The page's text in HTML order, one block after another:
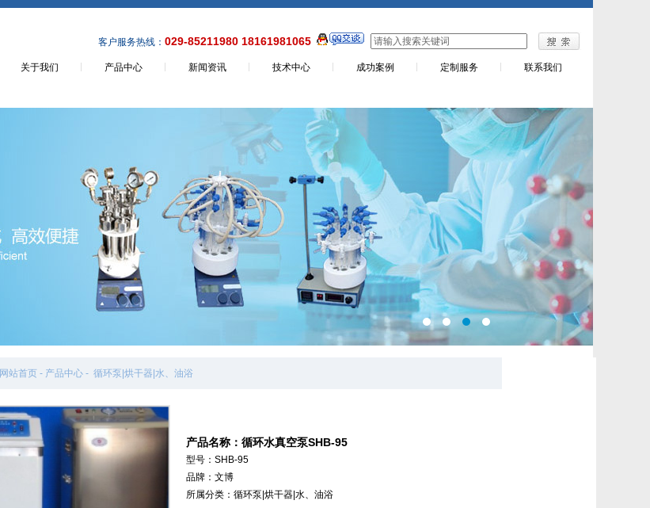
客户服务热线： 029-85211980 18161981065
关于我们 产品中心 新闻资讯 技术中心 成功案例 定制服务 联系我们
网站首页 - 产品中心 - 循环泵|烘干器|水、油浴
产品名称：循环水真空泵SHB-95
型号：SHB-95
品牌：文博
所属分类：循环泵|烘干器|水、油浴